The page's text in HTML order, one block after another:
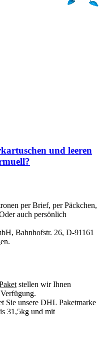
und leeren
per Brief, per Päckchen,
auch persönlich
Bahnhofstr. 26, D-91161
stellen wir Ihnen
Sie unsere DHL Paketmarke
31,5kg und mit